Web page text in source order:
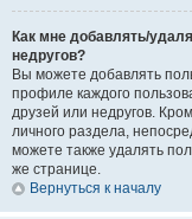
Как мне добавлять/
недругов?
Вы можете добавлять
профиле каждого
друзей или недругов.
личного раздела,
можете также удалять
же странице.
Вернуться к началу